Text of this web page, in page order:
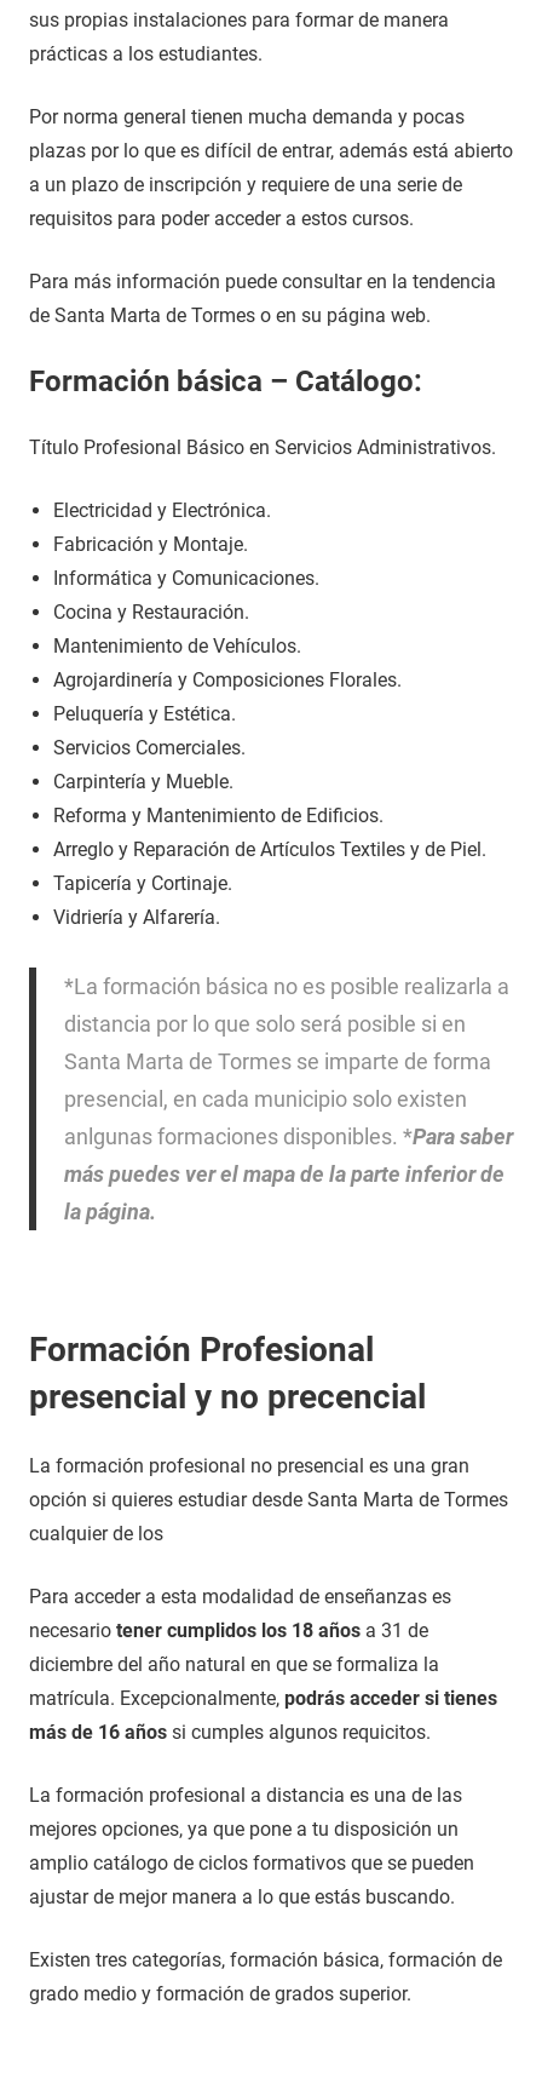
sus propias instalaciones para formar de manera
prácticas a los estudiantes.
Por norma general tienen mucha demanda y pocas
plazas por lo que es difícil de entrar, además está abierto
a un plazo de inscripción y requiere de una serie de
requisitos para poder acceder a estos cursos.
Para más información puede consultar en la tendencia
de Santa Marta de Tormes o en su página web.
Formación básica – Catálogo:
Título Profesional Básico en Servicios Administrativos.
Electricidad y Electrónica.
Fabricación y Montaje.
Informática y Comunicaciones.
Cocina y Restauración.
Mantenimiento de Vehículos.
Agrojardinería y Composiciones Florales.
Peluquería y Estética.
Servicios Comerciales.
Carpintería y Mueble.
Reforma y Mantenimiento de Edificios.
Arreglo y Reparación de Artículos Textiles y de Piel.
Tapicería y Cortinaje.
Vidriería y Alfarería.
*La formación básica no es posible realizarla a
distancia por lo que solo será posible si en
Santa Marta de Tormes se imparte de forma
presencial, en cada municipio solo existen
anlgunas formaciones disponibles. *Para saber
más puedes ver el mapa de la parte inferior de
la página.
Formación Profesional
presencial y no precencial
La formación profesional no presencial es una gran
opción si quieres estudiar desde Santa Marta de Tormes
cualquier de los
Para acceder a esta modalidad de enseñanzas es
necesario tener cumplidos los 18 años a 31 de
diciembre del año natural en que se formaliza la
matrícula. Excepcionalmente, podrás acceder si tienes
más de 16 años si cumples algunos requicitos.
La formación profesional a distancia es una de las
mejores opciones, ya que pone a tu disposición un
amplio catálogo de ciclos formativos que se pueden
ajustar de mejor manera a lo que estás buscando.
Existen tres categorías, formación básica, formación de
grado medio y formación de grados superior.